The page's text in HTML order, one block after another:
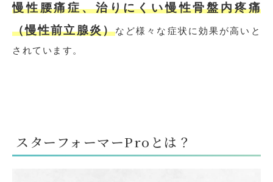
慢性腰痛症、治りにくい慢性骨盤内疼痛
（慢性前立腺炎）など様々な症状に効果が高いと
されています。
スターフォーマーProとは？